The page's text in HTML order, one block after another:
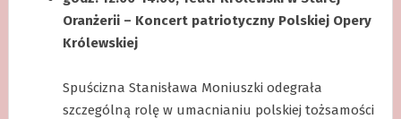
Oranżerii – Koncert patriotyczny Polskiej Opery
Królewskiej
Spuścizna Stanisława Moniuszki odegrała
szczególną rolę w umacnianiu polskiej tożsamości